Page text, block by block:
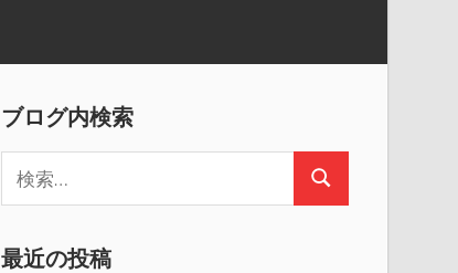
ブログ内検索
索
検
最近の投稿